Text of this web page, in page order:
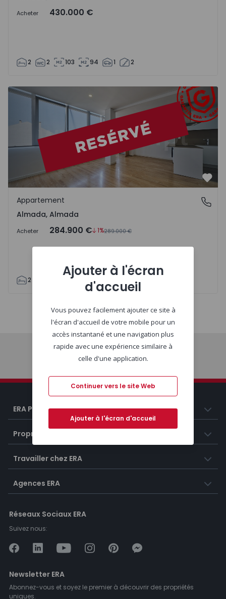
Acheter 430.000 €
2 2 103 94 1 2
Appartement T2 Almada, Almada - 1560485 - 1
Almada, Almada
Appartement
Almada, Almada
Acheter 284.900 € 1%289.000 €
2 60
Carte Liste
Début
ERA Portugal
Propriétés
Travailler chez ERA
Agences ERA
Réseaux Sociaux ERA
Suivez nous:
Newsletter ERA
Abonnez-vous et soyez le premier à découvrir des propriétés
uniques.
Ajouter à l'écran
d'accueil
Vous pouvez facilement ajouter ce site à
l'écran d'accueil de votre mobile pour un
accès instantané et une navigation plus
rapide avec une expérience similaire à
celle d'une application.
Continuer vers le site Web
Ajouter à l'écran d'accueil